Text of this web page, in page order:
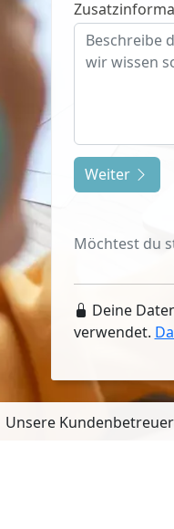
Weiter
Möchtest du
Deine
verwendet.
Unsere